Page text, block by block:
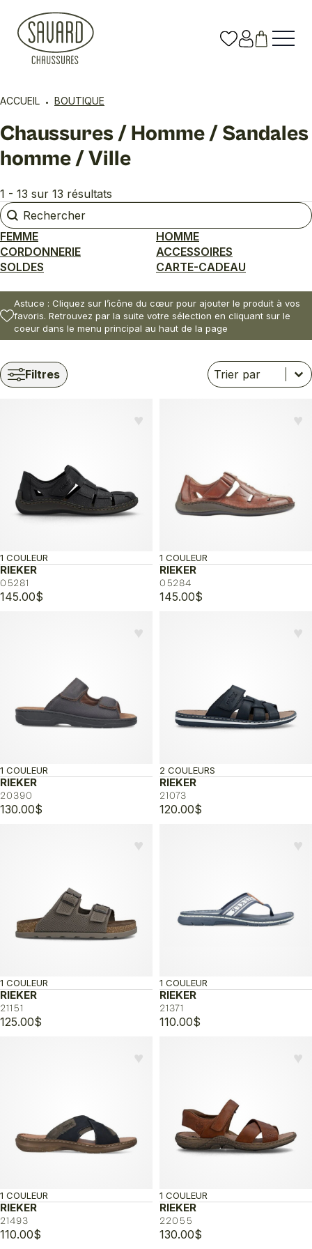
ACCUEIL BOUTIQUE
Chaussures / Homme / Sandales
homme / Ville
1 - 13 sur 13 résultats
Rechercher
Rechercher
FEMME
HOMME
CORDONNERIE
ACCESSOIRES
SOLDES
CARTE-CADEAU
Astuce : Cliquez sur l’icône du cœur pour ajouter le produit à vos
favoris. Retrouvez par la suite votre sélection en cliquant sur le
coeur dans le menu principal au haut de la page
Filtres Trier
Trier le contenu
Trier le contenu
♥︎
RIEKER
05281
1 COULEUR
145.00$
♥︎
RIEKER
05284
1 COULEUR
145.00$
♥︎
RIEKER
20390
1 COULEUR
130.00$
♥︎
RIEKER
21073
2 COULEURS
120.00$
♥︎
RIEKER
21151
1 COULEUR
125.00$
♥︎
RIEKER
21371
1 COULEUR
110.00$
♥︎
RIEKER
21493
1 COULEUR
110.00$
♥︎
RIEKER
22055
1 COULEUR
130.00$